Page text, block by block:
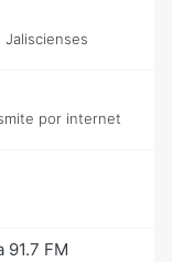
Jaliscienses
por internet
91.7 FM